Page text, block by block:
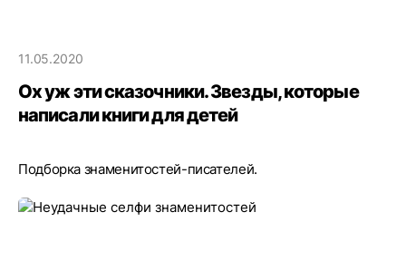
11.05.2020
Ох уж эти сказочники. Звезды, которые
написали книги для детей
Подборка знаменитостей-писателей.